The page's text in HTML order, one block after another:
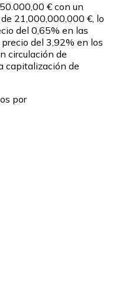
€ con un
21,000,000,000 €, lo
del 0,65% en las
del 3,92% en los
circulación de
capitalización de
por